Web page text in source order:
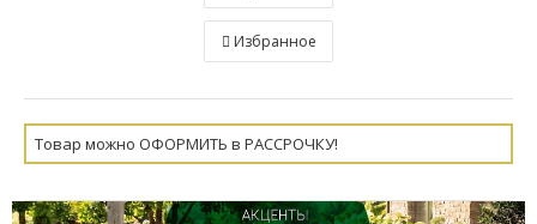
Избранное
Товар можно ОФОРМИТЬ в РАССРОЧКУ!